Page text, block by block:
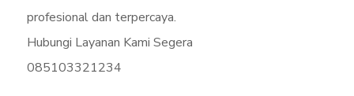
Hubungi Layanan Kami Segera
085103321234